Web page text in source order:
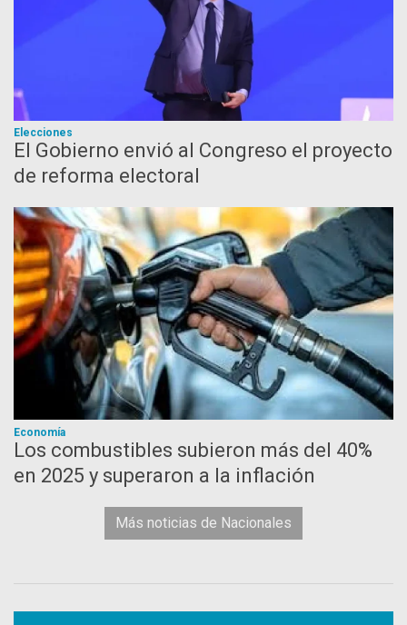
Elecciones
El Gobierno envió al Congreso el proyecto
de reforma electoral
Economía
Los combustibles subieron más del 40%
en 2025 y superaron a la inflación
Más noticias de Nacionales